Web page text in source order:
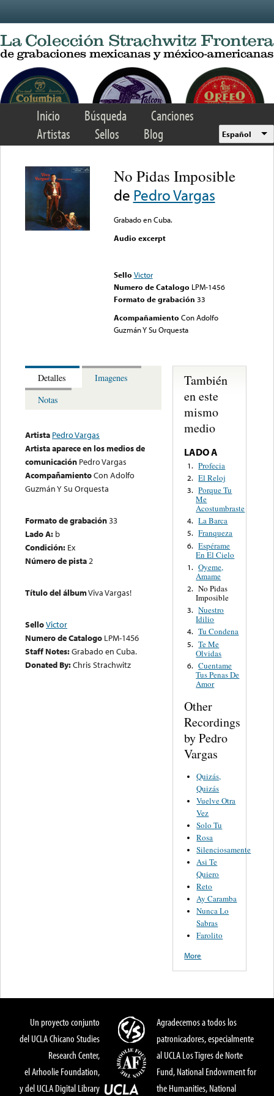
Inicio Búsqueda
Canciones
Artistas
Sellos Blog Español
No Pidas Imposible
de Pedro Vargas
Grabado en Cuba.
Audio excerpt
Sello Victor
Numero de Catalogo LPM-1456
Formato de grabación 33
Acompañamiento Con Adolfo
Guzmán Y Su Orquesta
Detalles
Imagenes
Notas
Artista Pedro Vargas
Artista aparece en los medios de
comunicación Pedro Vargas
AcompañamientoCon Adolfo
Guzmán Y Su Orquesta
Formato de grabación33
Lado A: b
Condición: Ex
Número de pista2
Título del álbumViva Vargas!
SelloVictor
Numero de Catalogo LPM-1456
Staff Notes:Grabado en Cuba.
Donated By:Chris Strachwitz
También
en este
mismo
medio
LADO A
1. Profecia
2. El Reloj
3. Porque Tu
Me
Acostumbraste
4. La Barca
5. Franqueza
6. Espérame
En El Cielo
1. Oyeme,
Amame
2. No Pidas
Imposible
3. Nuestro
Idilio
4. Tu Condena
5. Te Me
Olvidas
6. Cuentame
Tus Penas De
Amor
Other
Recordings
by Pedro
Vargas
Quizás,
Quizás
Vuelve Otra
Vez
Solo Tu
Rosa
Silenciosamente
Asi Te
Quiero
Reto
Ay Caramba
Nunca Lo
Sabras
Farolito
More
Un proyecto conjunto
del UCLA Chicano Studies
Research Center,
el Arhoolie Foundation,
y del UCLA Digital Library
Agradecemos a todos los
patronicadores, especialmente
al UCLA Los Tigres de Norte
Fund, National Endowment for
the Humanities, National